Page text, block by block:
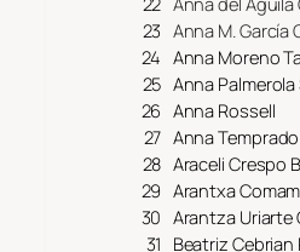
23 Anna M. García
24 Anna Moreno
25 Anna Palmerola
26 Anna Rossell
27 Anna
28 Araceli Crespo
29 Arantxa
30 Arantza Uriarte
31 Beatriz Cebrian